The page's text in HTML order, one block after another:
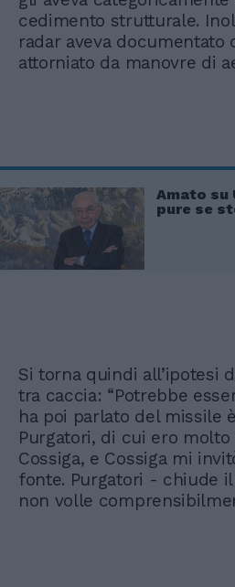
cedimento strutturale.
radar aveva documentato
attorniato da manovre di
Amato su
pure se
Si torna quindi all’ipotesi
tra caccia: “Potrebbe
ha poi parlato del missile
Purgatori, di cui ero
Cossiga, e Cossiga mi
fonte. Purgatori - chiude
non volle